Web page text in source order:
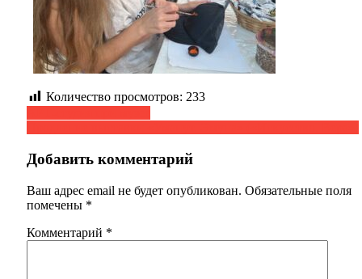
Количество просмотров: 233
Навигация
по
записям
Добавить комментарий
Ваш адрес email не будет опубликован. Обязательные поля
помечены *
Комментарий *